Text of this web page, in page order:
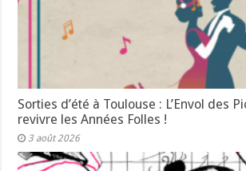
Sorties d’été à Toulouse : L’Envol des
revivre les Années Folles !
3 août 2026